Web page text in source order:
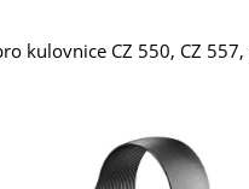
kulovnice CZ 550, CZ